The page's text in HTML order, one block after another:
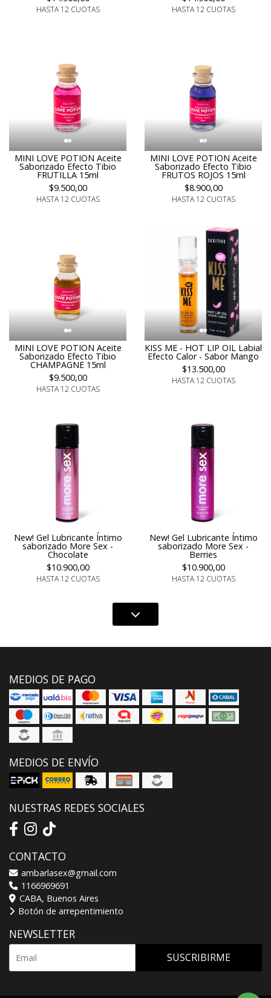
HASTA 12 CUOTAS HASTA 12 CUOTAS
MINI LOVE POTION Aceite
Saborizado Efecto Tibio
FRUTILLA 15ml
$9.500,00
HASTA 12 CUOTAS
MINI LOVE POTION Aceite
Saborizado Efecto Tibio
FRUTOS ROJOS 15ml
$8.900,00
HASTA 12 CUOTAS
MINI LOVE POTION Aceite
Saborizado Efecto Tibio
CHAMPAGNE 15ml
$9.500,00
HASTA 12 CUOTAS
KISS ME - HOT LIP OIL Labial
Efecto Calor - Sabor Mango
$13.500,00
HASTA 12 CUOTAS
New! Gel Lubricante Íntimo
saborizado More Sex -
Chocolate
$10.900,00
HASTA 12 CUOTAS
New! Gel Lubricante Íntimo
saborizado More Sex -
Berries
$10.900,00
HASTA 12 CUOTAS
MEDIOS DE PAGO
MEDIOS DE ENVÍO
NUESTRAS REDES SOCIALES
CONTACTO
ambarlasex@gmail.com
1166969691
CABA, Buenos Aires
Botón de arrepentimiento
NEWSLETTER
SUSCRIBIRME